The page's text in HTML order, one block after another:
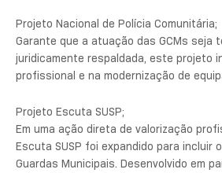
Projeto Nacional de Polícia Comunitária;
Garante que a atuação das GCMs seja
juridicamente respaldada, este projeto
profissional e na modernização de
Projeto Escuta SUSP;
Em uma ação direta de valorização
Escuta SUSP foi expandido para incluir
Guardas Municipais. Desenvolvido em